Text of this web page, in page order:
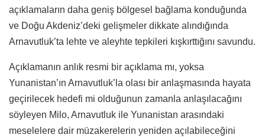
açıklamaların daha geniş bölgesel bağlama konduğunda
ve Doğu Akdeniz’deki gelişmeler dikkate alındığında
Arnavutluk’ta lehte ve aleyhte tepkileri kışkırttığını savundu.
Açıklamanın anlık resmi bir açıklama mı, yoksa
Yunanistan’ın Arnavutluk’la olası bir anlaşmasında hayata
geçirilecek hedefi mi olduğunun zamanla anlaşılacağını
söyleyen Milo, Arnavutluk ile Yunanistan arasındaki
meselelere dair müzakerelerin yeniden açılabileceğini